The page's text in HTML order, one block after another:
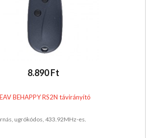
8.890 Ft
BEHAPPY RS2N távirányító
ugrókódos, 433.92MHz-es.